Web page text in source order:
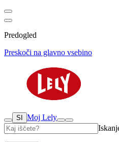
Predogled
Preskoči na glavno vsebino
SI
Moj Lely